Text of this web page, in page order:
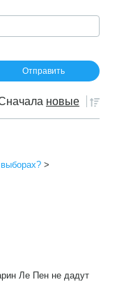
новые
>
Ле Пен не дадут